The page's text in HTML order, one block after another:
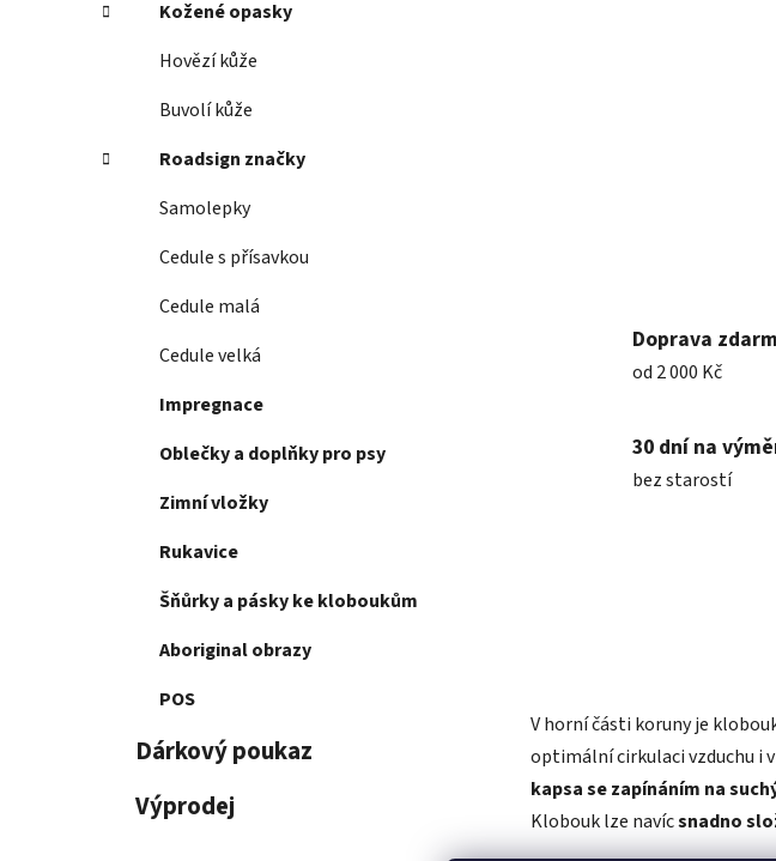
Kožené opasky
Hovězí kůže
Buvolí kůže
Roadsign značky
Samolepky
Cedule s přísavkou
Cedule malá
Cedule velká
Impregnace
Oblečky a doplňky pro psy
Zimní vložky
Rukavice
Šňůrky a pásky ke kloboukům
Aboriginal obrazy
POS
Dárkový poukaz
Výprodej
Doprava
od 2 000 Kč
30 dní na
bez starostí
V horní části koruny je
optimální cirkulaci vzduchu i
kapsa se zapínáním na
Klobouk lze navícsnadno